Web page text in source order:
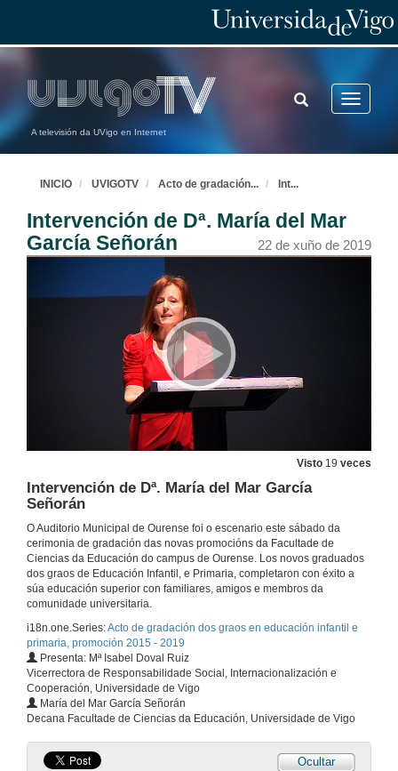
A televisión da UVigo en Internet
Toggle
TOGGLE
SEARCH
INICIO UVIGOTV Acto de gradación... Int...
Intervención de Dª. María del Mar
García Señorán
22 de xuño de 2019
Visto 19 veces
Intervención de Dª. María del Mar García
Señorán
O Auditorio Municipal de Ourense foi o escenario este sábado da
cerimonia de gradación das novas promocións da Facultade de
Ciencias da Educación do campus de Ourense. Los novos graduados
dos graos de Educación Infantil, e Primaria, completaron con éxito a
súa educación superior con familiares, amigos e membros da
comunidade universitaria.
i18n.one.Series:Acto de gradación dos graos en educación infantil e
primaria, promoción 2015 - 2019
Presenta: Mª Isabel Doval Ruiz
Vicerrectora de Responsabilidade Social, Internacionalización e
Cooperación, Universidade de Vigo
María del Mar García Señorán
Decana Facultade de Ciencias da Educación, Universidade de Vigo
Ocultar